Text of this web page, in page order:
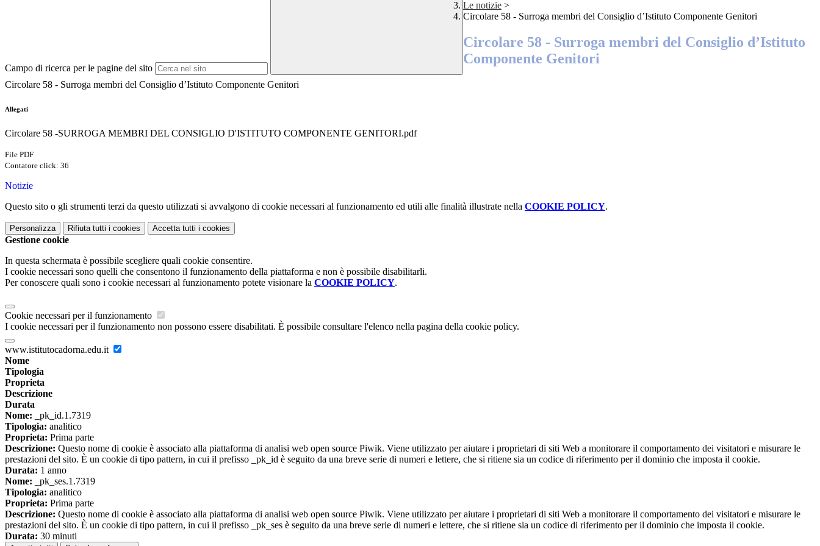
Campo di ricerca per le pagine del sito
Le notizie >
Circolare 58 - Surroga membri del Consiglio d’Istituto Componente Genitori
Circolare 58 - Surroga membri del Consiglio d’Istituto
Componente Genitori
Circolare 58 - Surroga membri del Consiglio d’Istituto Componente Genitori
Allegati
Circolare 58 -SURROGA MEMBRI DEL CONSIGLIO D'ISTITUTO COMPONENTE GENITORI.pdf
File PDF
Contatore click: 36
Notizie
Questo sito o gli strumenti terzi da questo utilizzati si avvalgono di cookie necessari al funzionamento ed utili alle finalità illustrate nella COOKIE POLICY.
Personalizza Rifiuta tutti i cookies Accetta tutti i cookies
Gestione cookie
In questa schermata è possibile scegliere quali cookie consentire.
I cookie necessari sono quelli che consentono il funzionamento della piattaforma e non è possibile disabilitarli.
Per conoscere quali sono i cookie necessari al funzionamento potete visionare la COOKIE POLICY.
Cookie necessari per il funzionamento
I cookie necessari per il funzionamento non possono essere disabilitati. È possibile consultare l'elenco nella pagina della cookie policy.
www.istitutocadorna.edu.it
Nome
Tipologia
Proprieta
Descrizione
Durata
Nome: _pk_id.1.7319
Tipologia: analitico
Proprieta: Prima parte
Descrizione: Questo nome di cookie è associato alla piattaforma di analisi web open source Piwik. Viene utilizzato per aiutare i proprietari di siti Web a monitorare il comportamento dei visitatori e misurare le
prestazioni del sito. È un cookie di tipo pattern, in cui il prefisso _pk_id è seguito da una breve serie di numeri e lettere, che si ritiene sia un codice di riferimento per il dominio che imposta il cookie.
Durata: 1 anno
Nome: _pk_ses.1.7319
Tipologia: analitico
Proprieta: Prima parte
Descrizione: Questo nome di cookie è associato alla piattaforma di analisi web open source Piwik. Viene utilizzato per aiutare i proprietari di siti Web a monitorare il comportamento dei visitatori e misurare le
prestazioni del sito. È un cookie di tipo pattern, in cui il prefisso _pk_ses è seguito da una breve serie di numeri e lettere, che si ritiene sia un codice di riferimento per il dominio che imposta il cookie.
Durata: 30 minuti